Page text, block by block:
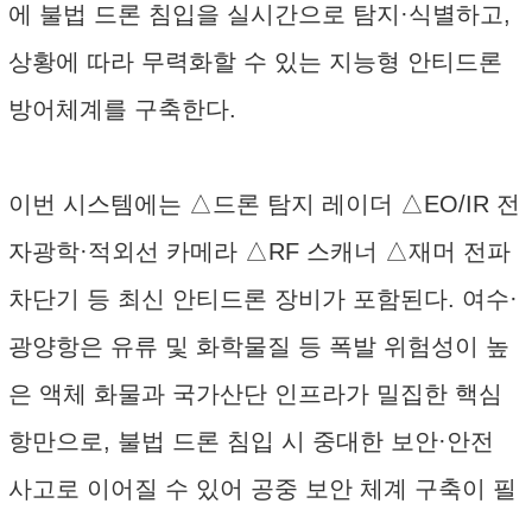
에 불법 드론 침입을 실시간으로 탐지·식별하고,
상황에 따라 무력화할 수 있는 지능형 안티드론
방어체계를 구축한다.
이번 시스템에는 △드론 탐지 레이더 △EO/IR 전
자광학·적외선 카메라 △RF 스캐너 △재머 전파
차단기 등 최신 안티드론 장비가 포함된다. 여수·
광양항은 유류 및 화학물질 등 폭발 위험성이 높
은 액체 화물과 국가산단 인프라가 밀집한 핵심
항만으로, 불법 드론 침입 시 중대한 보안·안전
사고로 이어질 수 있어 공중 보안 체계 구축이 필